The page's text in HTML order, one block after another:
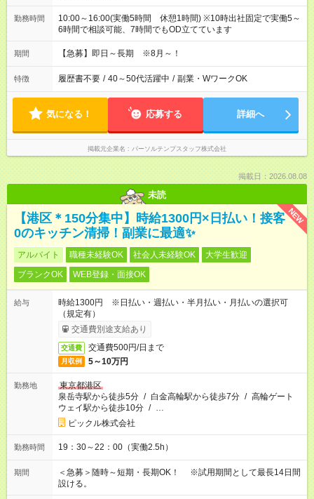
勤務時間
10:00～16:00(実働5時間 休憩1時間) ※10時出社固定で実働5～
6時間で相談可能、7時間でもOD立てています
期間 【急募】即日～長期 ※8月～！
特徴 履歴書不要 / 40～50代活躍中 / 副業・WワークOK
気になる！ 応募する 詳細へ
掲載元企業名 パーソルテンプスタッフ株式会社
掲載日：2026.08.08
未読
NEW
【港区＊150分集中】時給1300円×日払い！接客
0のキッチン清掃！副業に最適✨
アルバイト 職種未経験OK 社会人未経験OK
大学生歓迎
ブランクOK
WEB登録・面接OK
給与
時給1300円 ※日払い・週払い・半月払い・月払いの選択可
（規定有）
交通費別途支給あり
交通費 交通費500円/日まで
月収例 5～10万円
勤務地
東京都港区
泉岳寺駅から徒歩5分 / 白金高輪駅から徒歩7分 / 高輪ゲート
ウェイ駅から徒歩10分 / …
ピックル株式会社
勤務時間 19：30～22：00（実働2.5h）
期間
＜急募＞随時～短期・長期OK！ ※試用期間として最長14日間
設ける。